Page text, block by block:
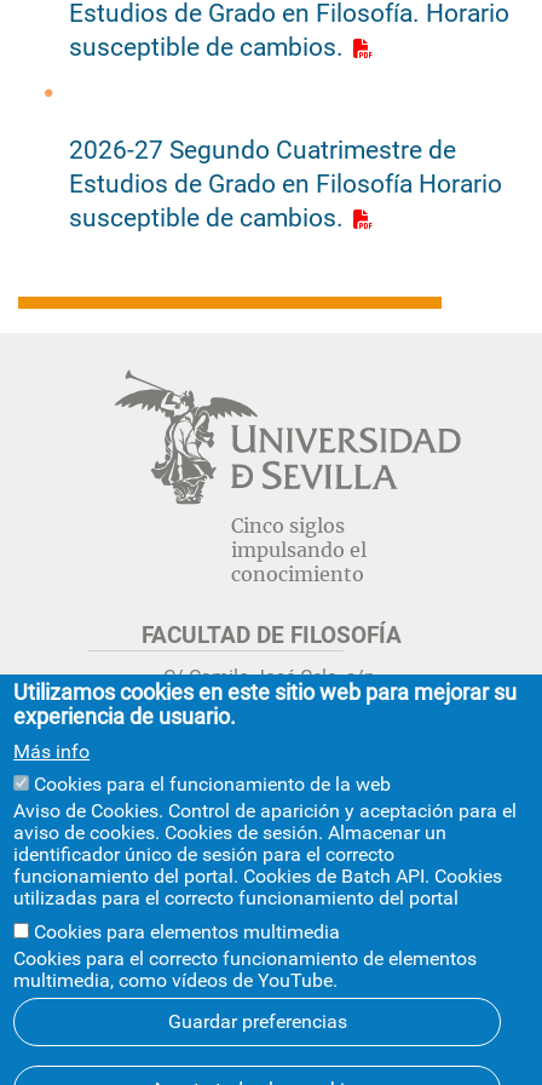
Estudios de Grado en Filosofía. Horario
susceptible de cambios.
2026-27 Segundo Cuatrimestre de
Estudios de Grado en Filosofía Horario
susceptible de cambios.
principal
Cinco siglos
impulsando el
conocimiento
FACULTAD DE FILOSOFÍA
C/ Camilo José Cela, s/n.
Sevilla 41018.
adminfil@us.es
+info
GRADO ESTUDIOS ASIA ORIENTAL
Avda. Ciudad Jardín, 20-222
Centro Internacional de la US
asiaoriental@us.es
954 55 17 40
© 2026SIC- Universidad de Sevilla
Utilizamos cookies en este sitio web para mejorar su
experiencia de usuario.
Más info
Cookies para el funcionamiento de la web
Aviso de Cookies. Control de aparición y aceptación para el
aviso de cookies. Cookies de sesión. Almacenar un
identificador único de sesión para el correcto
funcionamiento del portal. Cookies de Batch API. Cookies
utilizadas para el correcto funcionamiento del portal
Cookies para elementos multimedia
Cookies para el correcto funcionamiento de elementos
multimedia, como vídeos de YouTube.
Guardar preferencias